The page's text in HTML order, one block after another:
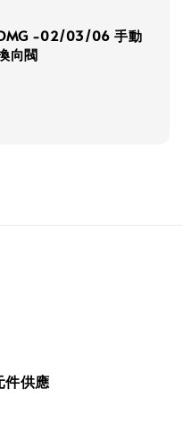
-02/03/06 手動
向閥
件供應